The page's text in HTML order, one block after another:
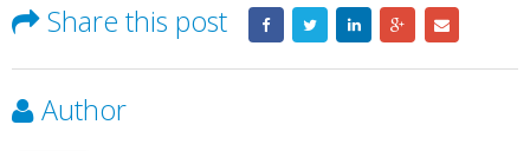
Share this post
Author